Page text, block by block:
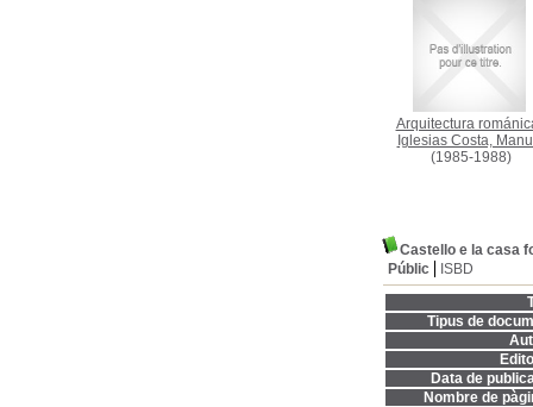
Arquitectura
Iglesias Costa,
(1985-1988)
Castello e la casa
Públic
ISBD
Tipus de
Data de
Nombre de